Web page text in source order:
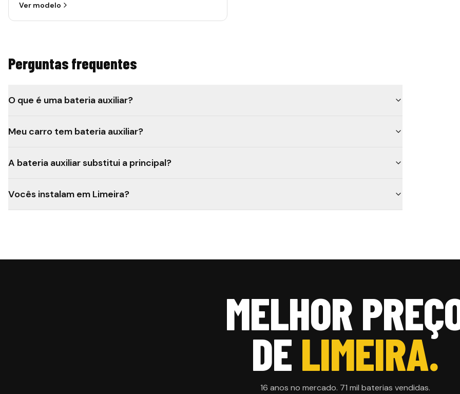
Ver modelo
Perguntas frequentes
O que é uma bateria auxiliar?
Meu carro tem bateria auxiliar?
A bateria auxiliar substitui a principal?
Vocês instalam em Limeira?
MELHOR
DELIMEIRA.
16 anos no mercado. 71 mil baterias vendidas.